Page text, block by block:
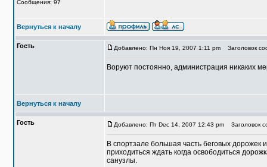
Сообщения: 97
Вернуться к началу
Гость Добавлено: Пн Ноя 19, 2007 1:11 pm Заголовок
Воруют постоянно, администрация никаких
Вернуться к началу
Гость Добавлено: Пт Dec 14, 2007 12:43 pm Заголовок
В спортзале большая часть беговых
приходиться ждать когда освободиться
санузлы.